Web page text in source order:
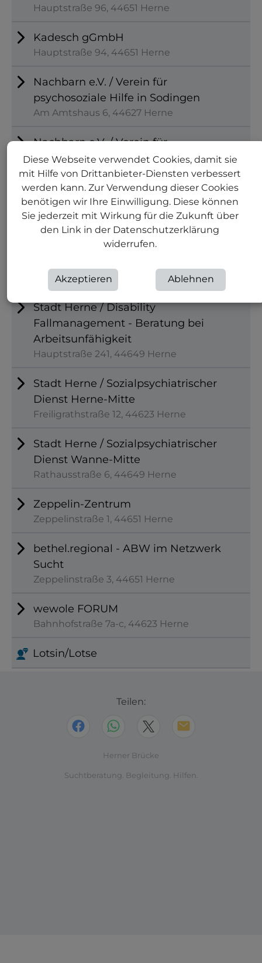
Diese Webseite verwendet Cookies, damit sie
mit Hilfe von Drittanbieter-Diensten verbessert
werden kann. Zur Verwendung dieser Cookies
benötigen wir Ihre Einwilligung. Diese können
Sie jederzeit mit Wirkung für die Zukunft über
den Link in der Datenschutzerklärung
widerrufen.
Akzeptieren Ablehnen
Hauptstraße 96, 44651 Herne
Kadesch gGmbH
Hauptstraße 94, 44651 Herne
Nachbarn e.V. / Verein für
psychosoziale Hilfe in Sodingen
Am Amtshaus 6, 44627 Herne
Nachbarn e.V. / Verein für
psychosoziale Hilfe in Wanne
Plutostraße 4, 44651 Herne
SKM-Katholischer Verein für soziale
Dienste in Herne e.V.
Wilhelm-Busch-Straße 9, 44627 Herne
Stadt Herne / Disability
Fallmanagement - Beratung bei
Arbeitsunfähigkeit
Hauptstraße 241, 44649 Herne
Stadt Herne / Sozialpsychiatrischer
Dienst Herne-Mitte
Freiligrathstraße 12, 44623 Herne
Stadt Herne / Sozialpsychiatrischer
Dienst Wanne-Mitte
Rathausstraße 6, 44649 Herne
Zeppelin-Zentrum
Zeppelinstraße 1, 44651 Herne
bethel.regional - ABW im Netzwerk
Sucht
Zeppelinstraße 3, 44651 Herne
wewole FORUM
Bahnhofstraße 7a-c, 44623 Herne
Lotsin/Lotse
Teilen:
Herner Brücke
Suchtberatung. Begleitung. Hilfen.